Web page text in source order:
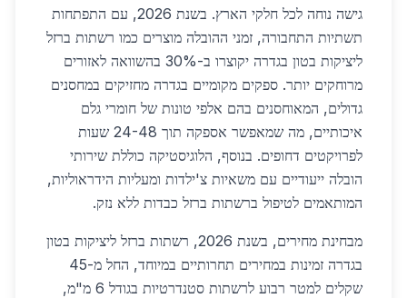
גישה נוחה לכל חלקי הארץ. בשנת 2026, עם התפתחות
תשתיות התחבורה, זמני ההובלה מוצרים כמו רשתות ברזל
ליציקות בטון בגדרה יקוצרו ב-30% בהשוואה לאזורים
מרוחקים יותר. ספקים מקומיים בגדרה מחזיקים במחסנים
גדולים, המאוחסנים בהם אלפי טונות של חומרי גלם
איכותיים, מה שמאפשר אספקה תוך 24-48 שעות
לפרויקטים דחופים. בנוסף, הלוגיסטיקה כוללת שירותי
הובלה ייעודיים עם משאיות צ'ילדות ומעליות הידראוליות,
המותאמים לטיפול ברשתות ברזל כבדות ללא נזק.
מבחינת מחירים, בשנת 2026, רשתות ברזל ליציקות בטון
בגדרה זמינות במחירים תחרותיים במיוחד, החל מ-45
שקלים למטר רבוע לרשתות סטנדרטיות בגודל 6 מ"מ,